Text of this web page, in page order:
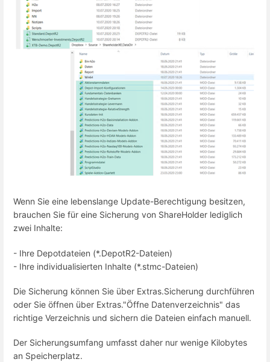
Wenn Sie eine lebenslange Update-Berechtigung besitzen,
brauchen Sie für eine Sicherung von ShareHolder lediglich
zwei Inhalte:
- Ihre Depotdateien (*.DepotR2-Dateien)
- Ihre individualisierten Inhalte (*.stmc-Dateien)
Die Sicherung können Sie über Extras.Sicherung durchführen
oder Sie öffnen über Extras."Öffne Datenverzeichnis" das
richtige Verzeichnis und sichern die Dateien einfach manuell.
Der Sicherungsumfang umfasst daher nur wenige Kilobytes
an Speicherplatz.